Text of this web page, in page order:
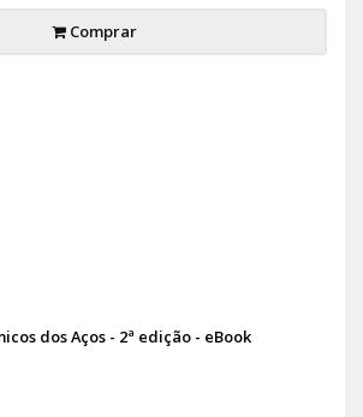
Comprar
dos Aços - 2ª edição - eBook